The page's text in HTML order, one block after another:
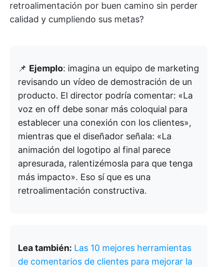
retroalimentación por buen camino sin perder
calidad y cumpliendo sus metas?
📌 Ejemplo: imagina un equipo de marketing
revisando un vídeo de demostración de un
producto. El director podría comentar: «La
voz en off debe sonar más coloquial para
establecer una conexión con los clientes»,
mientras que el diseñador señala: «La
animación del logotipo al final parece
apresurada, ralentizémosla para que tenga
más impacto». Eso sí que es una
retroalimentación constructiva.
Lea también: Las 10 mejores herramientas
de comentarios de clientes para mejorar la